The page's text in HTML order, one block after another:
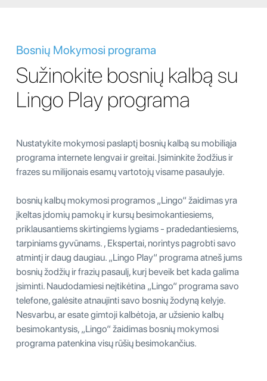
Bosnių Mokymosi programa
Sužinokite bosnių kalbą su
Lingo Play programa
Nustatykite mokymosi paslaptį bosnių kalbą su mobiliąja
programa internete lengvai ir greitai. Įsiminkite žodžius ir
frazes su milijonais esamų vartotojų visame pasaulyje.
bosnių kalbų mokymosi programos „Lingo“ žaidimas yra
įkeltas įdomių pamokų ir kursų besimokantiesiems,
priklausantiems skirtingiems lygiams - pradedantiesiems,
tarpiniams gyvūnams. , Ekspertai, norintys pagrobti savo
atmintį ir daug daugiau. „Lingo Play“ programa atneš jums
bosnių žodžių ir frazių pasaulį, kurį beveik bet kada galima
įsiminti. Naudodamiesi neįtikėtina „Lingo“ programa savo
telefone, galėsite atnaujinti savo bosnių žodyną kelyje.
Nesvarbu, ar esate gimtoji kalbėtoja, ar užsienio kalbų
besimokantysis, „Lingo“ žaidimas bosnių mokymosi
programa patenkina visų rūšių besimokančius.